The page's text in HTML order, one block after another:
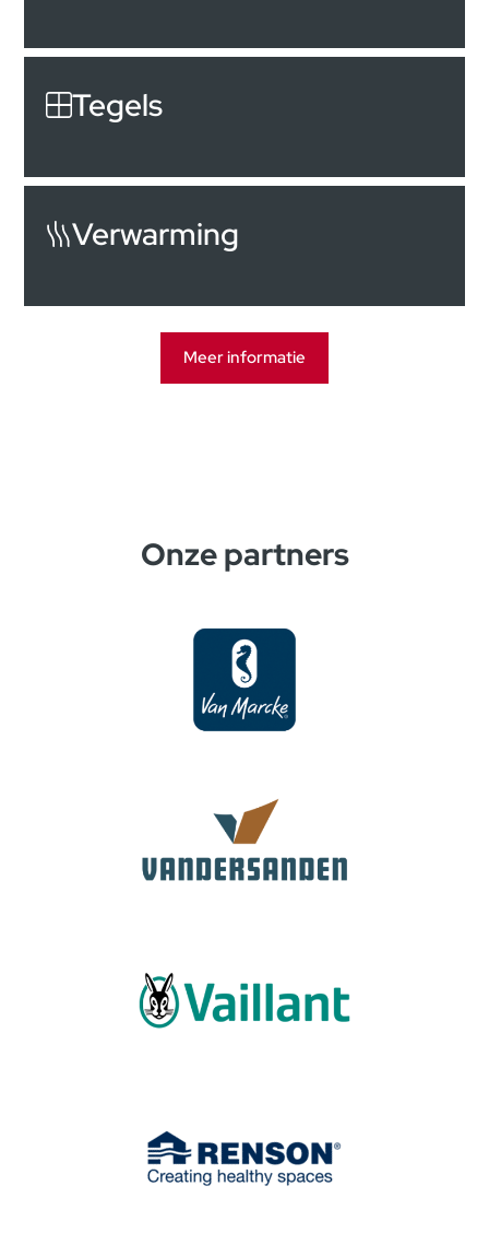
Tegels
Verwarming
Meer informatie
Onze partners